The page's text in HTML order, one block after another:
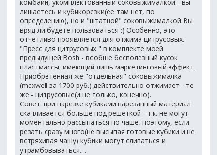
комбайн, укомплектованный соковыжималкой - вы
лишаетесь и кубикорезки(ее там нет, по
определению), но и "штатной" соковыжималкой Вы
вряд ли будете пользоваться :) Особенно, это
отчетливо проявляется для отжима цитрусовых.
"Пресс для цитрусовых " в комплекте моей
предыдущей Bosh - вообще бесполезный кусок
пластмассы, имеющий лишь маркетинговый эффект.
Приобретенная же "отдельная" соковыжималка
(maxwell за 1700 руб.) действительно отжимает - те
же - цитрусовые(и не только, конечно).
Совет: при нарезке кубиками:нарезанный материал
скапливается больше под решеткой - т.к. не могут
моментально рассыпаться по чаше, поэтому, если
резать сразу много(не высыпая готовые кубики и не
встряхивая чашу) кубики могут слипаться и
утрамбовываться.. .